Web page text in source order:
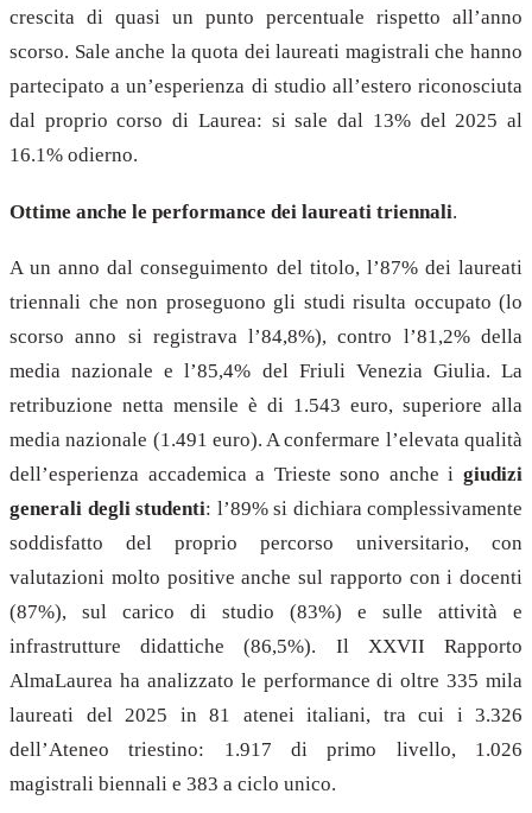
crescita di quasi un punto percentuale rispetto all’anno
scorso. Sale anche la quota dei laureati magistrali che hanno
partecipato a un’esperienza di studio all’estero riconosciuta
dal proprio corso di Laurea: si sale dal 13% del 2025 al
16.1% odierno.
Ottime anche le performance dei laureati triennali.
A un anno dal conseguimento del titolo, l’87% dei laureati
triennali che non proseguono gli studi risulta occupato (lo
scorso anno si registrava l’84,8%), contro l’81,2% della
media nazionale e l’85,4% del Friuli Venezia Giulia. La
retribuzione netta mensile è di 1.543 euro, superiore alla
media nazionale (1.491 euro). A confermare l’elevata qualità
dell’esperienza accademica a Trieste sono anche i giudizi
generali degli studenti: l’89% si dichiara complessivamente
soddisfatto del proprio percorso universitario, con
valutazioni molto positive anche sul rapporto con i docenti
(87%), sul carico di studio (83%) e sulle attività e
infrastrutture didattiche (86,5%). Il XXVII Rapporto
AlmaLaurea ha analizzato le performance di oltre 335 mila
laureati del 2025 in 81 atenei italiani, tra cui i 3.326
dell’Ateneo triestino: 1.917 di primo livello, 1.026
magistrali biennali e 383 a ciclo unico.